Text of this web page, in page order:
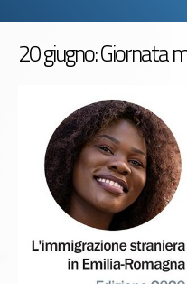
20 giugno: Giornata